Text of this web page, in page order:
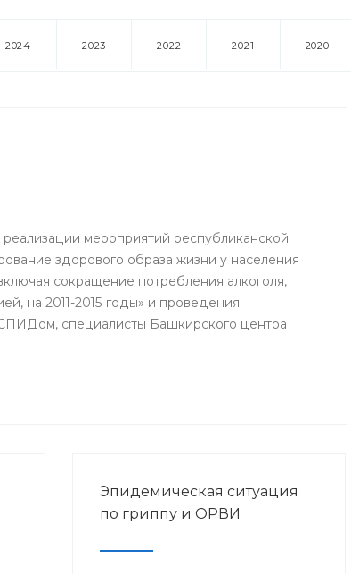
2024 2023 2022 2021 2020
реализации мероприятий республиканской
здорового образа жизни у населения
сокращение потребления алкоголя,
на 2011-2015 годы» и проведения
специалисты Башкирского центра
Эпидемическая ситуация
по гриппу и ОРВИ